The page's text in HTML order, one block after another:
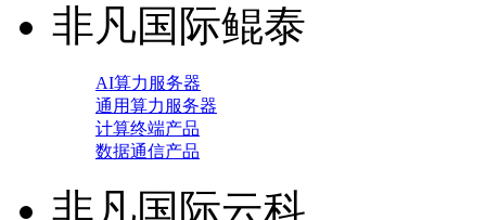
非凡国际鲲泰
AI算力服务器
通用算力服务器
计算终端产品
数据通信产品
非凡国际云科